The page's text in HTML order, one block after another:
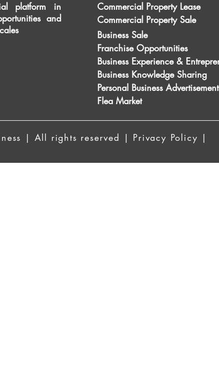
platform in
and
Commercial Property Lease
Commercial Property Sale
Business Sale
Franchise Opportunities
Business Experience &
Business Knowledge Sharing
Personal Business
Flea Market
| All rights reserved | Privacy Policy |